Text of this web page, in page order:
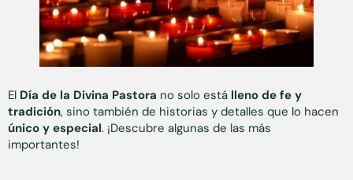
El Día de la Divina Pastora no solo está lleno de fe y
tradición, sino también de historias y detalles que lo hacen
único y especial. ¡Descubre algunas de las más
importantes!